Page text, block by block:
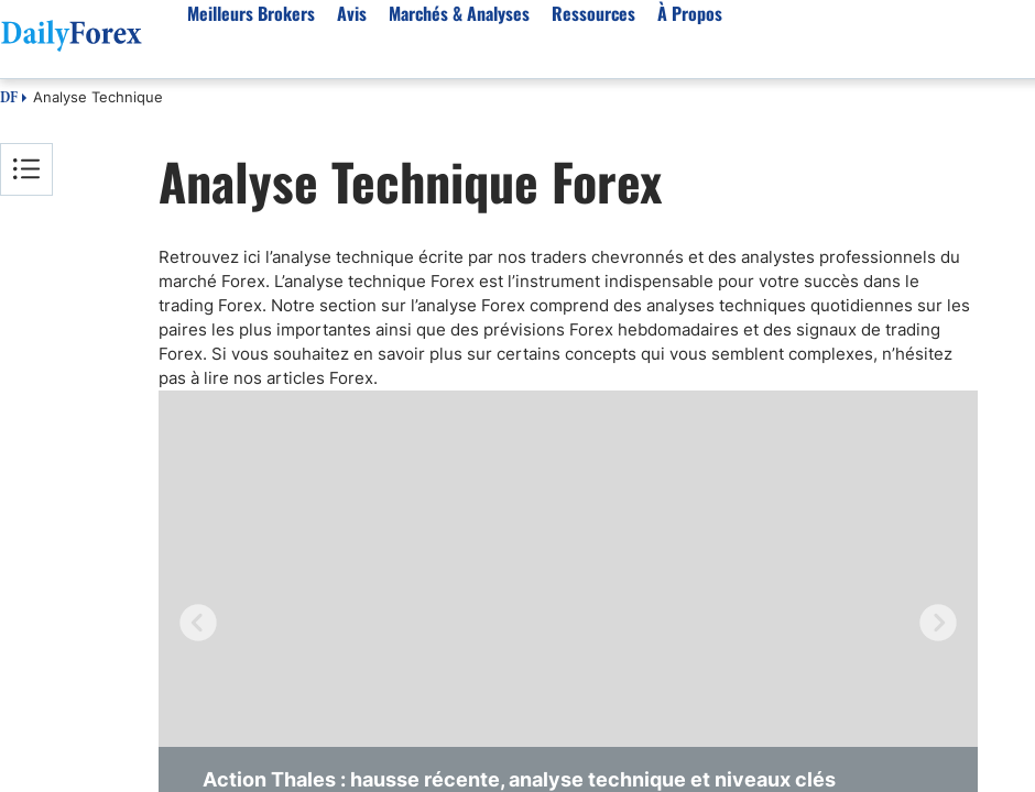
Meilleurs Brokers
Meilleurs brokers en France
Côte d'Ivoire
Cameroun
Burkina Faso
Algorithmes de trading gratuits
Scalping
Robots de trading
Meilleures prop firm
Trading du pétrole
Avis
Vantage FX
FP Markets
IFC Markets
Marchés & Analyses
Signaux de trading
Matières premières
Ressources
eBook Trading Gratuit
Réglementation
À Propos
À Propos de Nous
Pourquoi Nous Faire Confiance
Score de Confiance
Comment Nous Gagnons de l'Argent
Notre Méthodologie
DF Analyse Technique
Analyse Technique Forex
Retrouvez ici l’analyse technique écrite par nos traders chevronnés et des analystes professionnels du
marché Forex. L’analyse technique Forex est l’instrument indispensable pour votre succès dans le
trading Forex. Notre section sur l’analyse Forex comprend des analyses techniques quotidiennes sur les
paires les plus importantes ainsi que des prévisions Forex hebdomadaires et des signaux de trading
Forex. Si vous souhaitez en savoir plus sur certains concepts qui vous semblent complexes, n’hésitez
pas à lire nos articles Forex.
Action Thales : hausse récente, analyse technique et niveaux clés
Action STMicroelectronics : rebond, analyse technique et niveaux clés
Action Schneider Electric : hausse, analyse technique et niveaux clés